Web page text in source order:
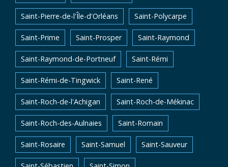
Saint-Pierre-de-l'Île-d'Orléans Saint-Polycarpe
Saint-Prime Saint-Prosper Saint-Raymond
Saint-Raymond-de-Portneuf Saint-Rémi
Saint-Rémi-de-Tingwick Saint-René
Saint-Roch-de-l'Achigan Saint-Roch-de-Mékinac
Saint-Roch-des-Aulnaies Saint-Romain
Saint-Rosaire Saint-Samuel Saint-Sauveur